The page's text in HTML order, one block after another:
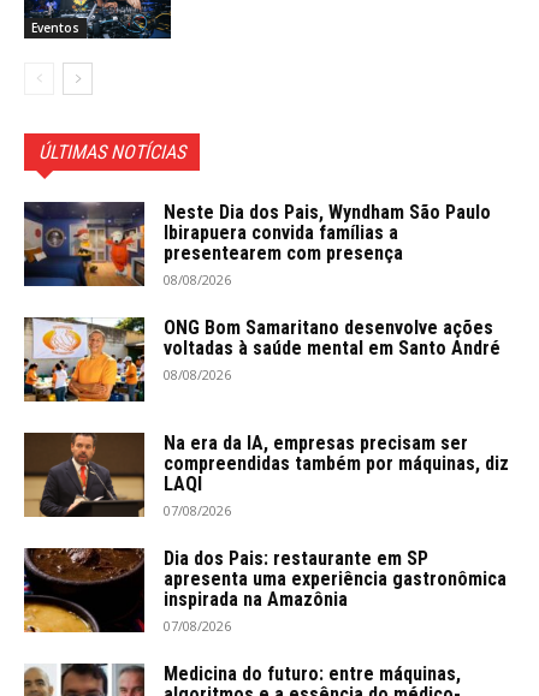
Eventos
ÚLTIMAS NOTÍCIAS
Neste Dia dos Pais, Wyndham São Paulo
Ibirapuera convida famílias a
presentearem com presença
08/08/2026
ONG Bom Samaritano desenvolve ações
voltadas à saúde mental em Santo André
08/08/2026
Na era da IA, empresas precisam ser
compreendidas também por máquinas, diz
LAQI
07/08/2026
Dia dos Pais: restaurante em SP
apresenta uma experiência gastronômica
inspirada na Amazônia
07/08/2026
Medicina do futuro: entre máquinas,